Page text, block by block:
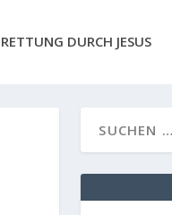
RETTUNG DURCH JESUS